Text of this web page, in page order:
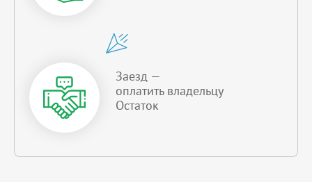
Заезд —
оплатить владельцу
Остаток